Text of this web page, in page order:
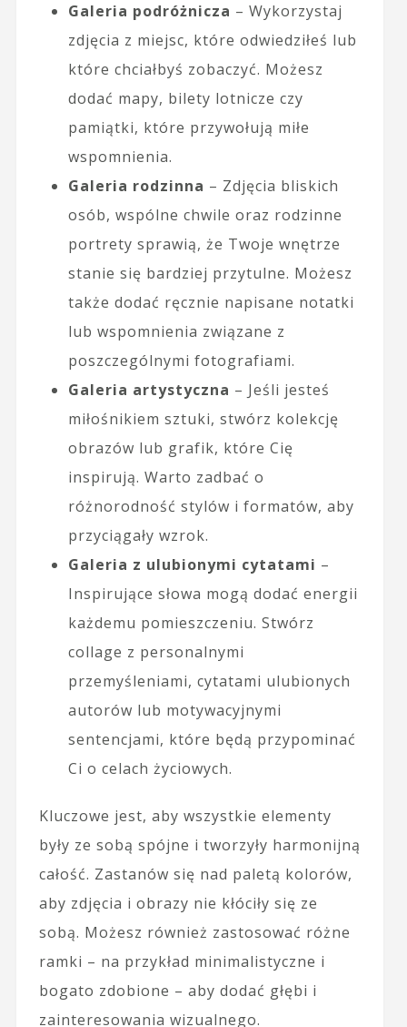
Galeria podróżnicza – Wykorzystaj
zdjęcia z miejsc, które odwiedziłeś lub
które chciałbyś zobaczyć. Możesz
dodać mapy, bilety lotnicze czy
pamiątki, które przywołują miłe
wspomnienia.
Galeria rodzinna – Zdjęcia bliskich
osób, wspólne chwile oraz rodzinne
portrety sprawią, że Twoje wnętrze
stanie się bardziej przytulne. Możesz
także dodać ręcznie napisane notatki
lub wspomnienia związane z
poszczególnymi fotografiami.
Galeria artystyczna – Jeśli jesteś
miłośnikiem sztuki, stwórz kolekcję
obrazów lub grafik, które Cię
inspirują. Warto zadbać o
różnorodność stylów i formatów, aby
przyciągały wzrok.
Galeria z ulubionymi cytatami –
Inspirujące słowa mogą dodać energii
każdemu pomieszczeniu. Stwórz
collage z personalnymi
przemyśleniami, cytatami ulubionych
autorów lub motywacyjnymi
sentencjami, które będą przypominać
Ci o celach życiowych.
Kluczowe jest, aby wszystkie elementy
były ze sobą spójne i tworzyły harmonijną
całość. Zastanów się nad paletą kolorów,
aby zdjęcia i obrazy nie kłóciły się ze
sobą. Możesz również zastosować różne
ramki – na przykład minimalistyczne i
bogato zdobione – aby dodać głębi i
zainteresowania wizualnego.